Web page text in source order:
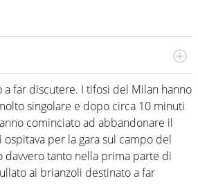
non hanno segreti: basket,
e la capacità innata di trovare la notizia
granché
far discutere. I tifosi del Milan hanno
singolare e dopo circa 10 minuti
cominciato ad abbandonare il
per la gara sul campo del
davvero tanto nella prima parte di
ai brianzoli destinato a far